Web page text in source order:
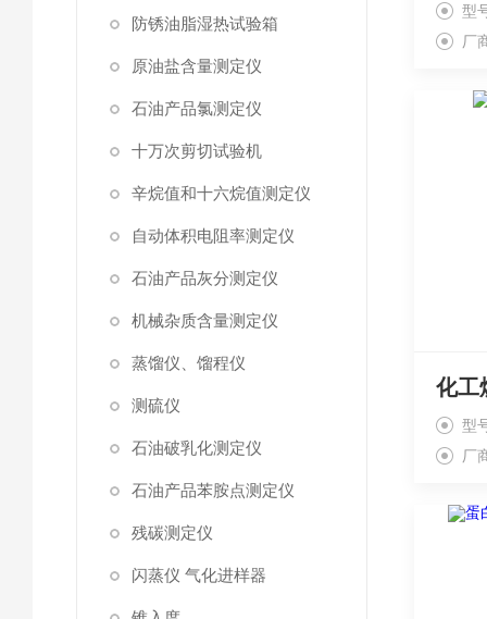
防锈油脂湿热试验箱
原油盐含量测定仪
石油产品氯测定仪
十万次剪切试验机
辛烷值和十六烷值测定仪
自动体积电阻率测定仪
石油产品灰分测定仪
机械杂质含量测定仪
蒸馏仪、馏程仪
测硫仪
石油破乳化测定仪
石油产品苯胺点测定仪
残碳测定仪
闪蒸仪 气化进样器
型
厂
化工
型
厂